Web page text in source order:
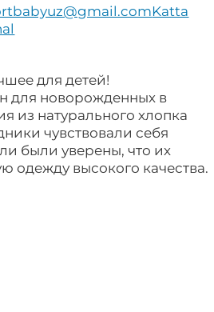
Katta
в Telegram
в YouTube
для детей!
для новорожденных в
из натурального хлопка
чувствовали себя
были уверены, что их
одежду высокого качества.